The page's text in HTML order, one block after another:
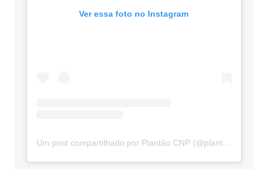
Ver essa foto no Instagram
Um post compartilhado por Plantão CNP (@plantaocnp)